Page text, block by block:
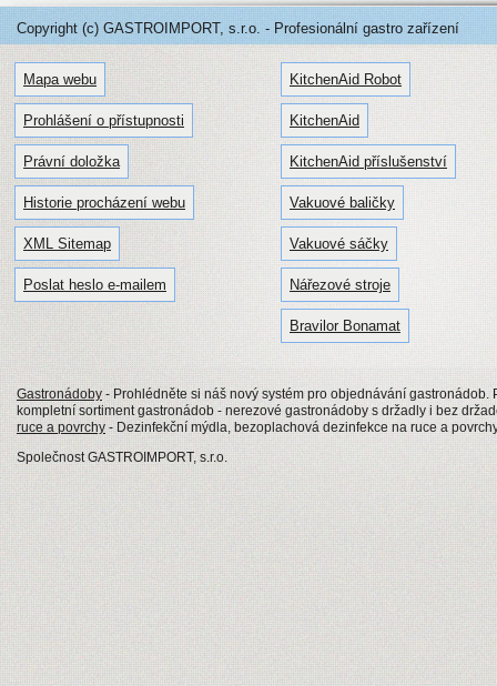
Copyright (c) GASTROIMPORT, s.r.o. - Profesionální gastro zařízení
Mapa webu
Prohlášení o přístupnosti
Právní doložka
Historie procházení webu
XML Sitemap
Poslat heslo e-mailem
KitchenAid Robot
KitchenAid
KitchenAid příslušenství
Vakuové baličky
Vakuové sáčky
Nářezové stroje
Bravilor Bonamat
Gastronádoby - Prohlédněte si náš nový systém pro objednávání
kompletní sortiment gastronádob - nerezové gastronádoby s držadly i bez
ruce a povrchy - Dezinfekční mýdla, bezoplachová dezinfekce na ruce a
Společnost GASTROIMPORT, s.r.o.